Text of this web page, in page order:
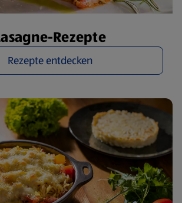
Rezepte
Rezepte entdecken